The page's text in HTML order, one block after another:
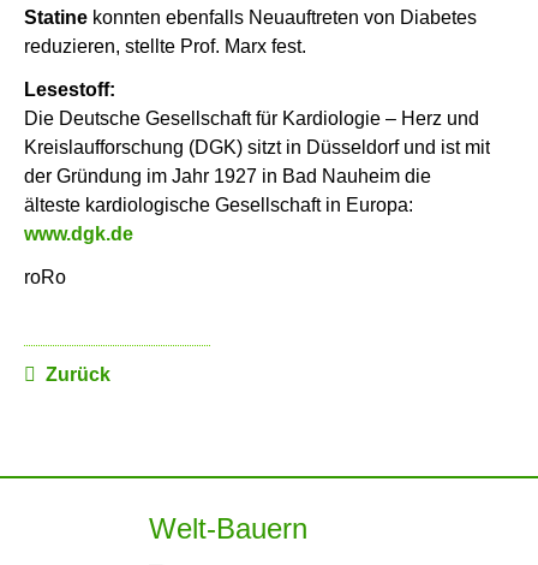
Statine konnten ebenfalls Neuauftreten von Diabetes
reduzieren, stellte Prof. Marx fest.
Lesestoff:
Die Deutsche Gesellschaft für Kardiologie – Herz und
Kreislaufforschung (DGK) sitzt in Düsseldorf und ist mit
der Gründung im Jahr 1927 in Bad Nauheim die
älteste kardiologische Gesellschaft in Europa:
www.dgk.de
roRo
Zurück
Welt-Bauern